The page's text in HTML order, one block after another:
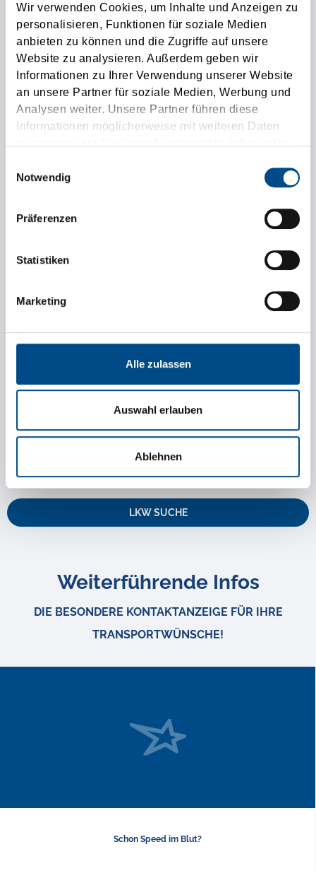
Wir verwenden Cookies, um Inhalte und Anzeigen zu
personalisieren, Funktionen für soziale Medien
anbieten zu können und die Zugriffe auf unsere
Website zu analysieren. Außerdem geben wir
Informationen zu Ihrer Verwendung unserer Website
an unsere Partner für soziale Medien, Werbung und
Analysen weiter. Unsere Partner führen diese
Informationen möglicherweise mit weiteren Daten
zusammen, die Sie ihnen bereitgestellt haben oder
gesammelt haben.
Notwendig
Präferenzen
Statistiken
Marketing
Alle zulassen
Auswahl erlauben
Ablehnen
Ladungsverkehr besser geplant und kostengünstiger
durchgeführt werden. Dies gilt sowohl im Nahverkehr als
auch im Fernverkehr. Zusätzlich übernehmen viele
Speditionen das Risiko derTransportversicherungfür den
Unternehmer. Für sehr große Unternehmen ist es oft
leichter eigene Fahrzeuge zu erhalten, jedoch ist es
informieren und dann den besten Weg zu wählen.
Kurz gesagt:Jede Lieferung ist einzigartig und für
unterschiedliche Transportmittel benötigt. All dies sollten
Transportunternehmen in Österreich und Europa und
steht Ihnen gerne mit Rat und Tat zur Seite. Nutzen Sie die
Möglichkeit des „Speed-Dating“ bzw. der LKW Suche und
finden Sie das passende Transportmittel für Ihre Güter.
TIROLIA SPEED CLUB
LKW SUCHE
Weiterführende Infos
DIE BESONDERE KONTAKTANZEIGE FÜR IHRE
TRANSPORTWÜNSCHE!
Schon Speed im Blut?